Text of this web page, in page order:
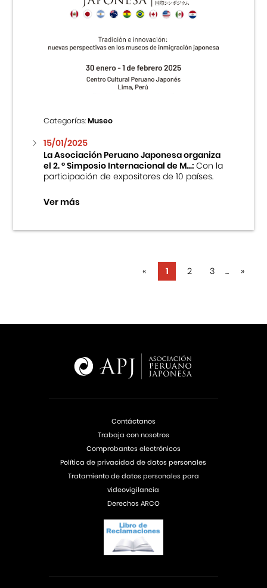
Categorías:Museo
15/01/2025
La Asociación Peruano Japonesa organiza
el 2. ° Simposio Internacional de M...:Con la
participación de expositores de 10 países.
Ver más
« 1 2 3 ... »
Contáctanos
Trabaja con nosotros
Comprobantes electrónicos
Política de privacidad de datos personales
Tratamiento de datos personales para
videovigilancia
Derechos ARCO